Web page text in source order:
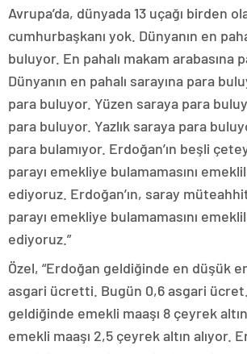
Avrupa’da, dünyada 13 uçağı birden
cumhurbaşkanı yok. Dünyanın en
buluyor. En pahalı makam arabasına
Dünyanın en pahalı sarayına para
para buluyor. Yüzen saraya para
para buluyor. Yazlık saraya para
para bulamıyor. Erdoğan’ın beşli
parayı emekliye bulamamasını
ediyoruz. Erdoğan’ın, saray
parayı emekliye bulamamasını
ediyoruz.”
Özel, “Erdoğan geldiğinde en düşük
asgari ücretti. Bugün 0,6 asgari
geldiğinde emekli maaşı 8 çeyrek
emekli maaşı 2,5 çeyrek altın alıyor.